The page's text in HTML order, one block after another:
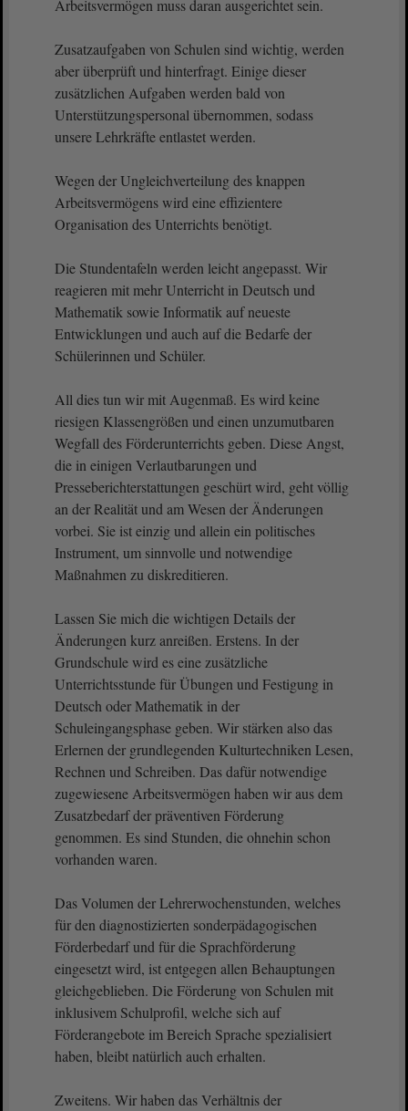
Arbeitsvermögen muss daran ausgerichtet sein.
Zusatzaufgaben von Schulen sind wichtig, werden
aber überprüft und hinterfragt. Einige dieser
zusätzlichen Aufgaben werden bald von
Unterstützungspersonal übernommen, sodass
unsere Lehrkräfte entlastet werden.
Wegen der Ungleichverteilung des knappen
Arbeitsvermögens wird eine effizientere
Organisation des Unterrichts benötigt.
Die Stundentafeln werden leicht angepasst. Wir
reagieren mit mehr Unterricht in Deutsch und
Mathematik sowie Informatik auf neueste
Entwicklungen und auch auf die Bedarfe der
Schülerinnen und Schüler.
All dies tun wir mit Augenmaß. Es wird keine
riesigen Klassengrößen und einen unzumutbaren
Wegfall des Förderunterrichts geben. Diese Angst,
die in einigen Verlautbarungen und
Presseberichterstattungen geschürt wird, geht völlig
an der Realität und am Wesen der Änderungen
vorbei. Sie ist einzig und allein ein politisches
Instrument, um sinnvolle und notwendige
Maßnahmen zu diskreditieren.
Lassen Sie mich die wichtigen Details der
Änderungen kurz anreißen. Erstens. In der
Grundschule wird es eine zusätzliche
Unterrichtsstunde für Übungen und Festigung in
Deutsch oder Mathematik in der
Schuleingangsphase geben. Wir stärken also das
Erlernen der grundlegenden Kulturtechniken Lesen,
Rechnen und Schreiben. Das dafür notwendige
zugewiesene Arbeitsvermögen haben wir aus dem
Zusatzbedarf der präventiven Förderung
genommen. Es sind Stunden, die ohnehin schon
vorhanden waren.
Das Volumen der Lehrerwochenstunden, welches
für den diagnostizierten sonderpädagogischen
Förderbedarf und für die Sprachförderung
eingesetzt wird, ist entgegen allen Behauptungen
gleichgeblieben. Die Förderung von Schulen mit
inklusivem Schulprofil, welche sich auf
Förderangebote im Bereich Sprache spezialisiert
haben, bleibt natürlich auch erhalten.
Zweitens. Wir haben das Verhältnis der